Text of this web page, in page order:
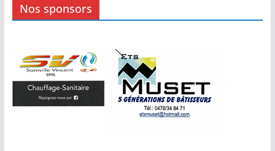
Nos sponsors